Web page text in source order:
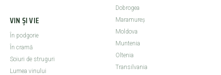
VIN ȘI VIE
În podgorie
În cramă
Soiuri de struguri
Lumea vinului
Dobrogea
Maramureş
Moldova
Muntenia
Oltenia
Transilvania